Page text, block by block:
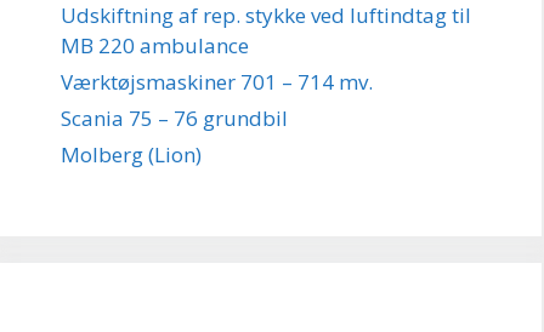
Udskiftning af rep. stykke ved luftindtag til
MB 220 ambulance
Værktøjsmaskiner 701 – 714 mv.
Scania 75 – 76 grundbil
Molberg (Lion)